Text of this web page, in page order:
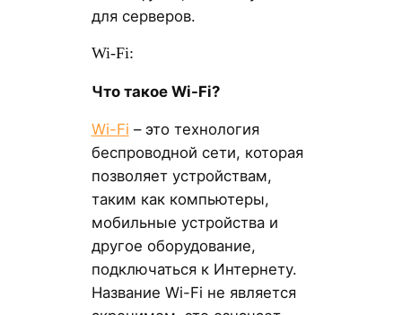
для серверов.
Wi-Fi:
Что такое Wi-Fi?
Wi-Fi – это технология
беспроводной сети, которая
позволяет устройствам,
таким как компьютеры,
мобильные устройства и
другое оборудование,
подключаться к Интернету.
Название Wi-Fi не является